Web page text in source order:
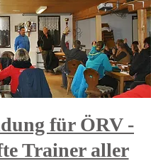
für ÖRV -
Trainer aller